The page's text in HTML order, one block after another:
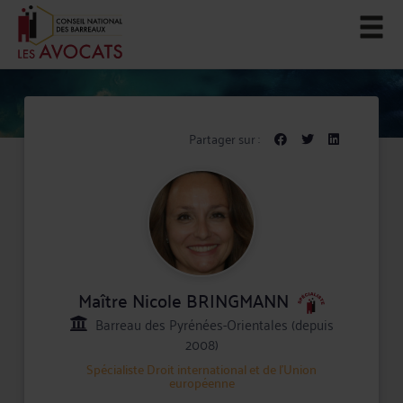
Partager sur :
Maître Nicole BRINGMANN
Barreau des Pyrénées-Orientales (depuis
2008)
SpécialisteDroit international et de l'Union
européenne